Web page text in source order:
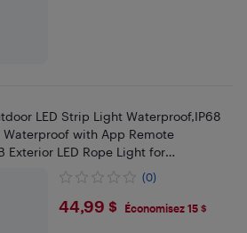
LED Strip Light Waterproof,IP68
with App Remote
Exterior LED Rope Light for
(0)
$44.99
44,99 $ Économisez 15 $